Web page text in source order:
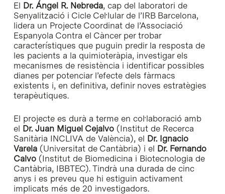
El Dr. Ángel R. Nebreda, cap del laboratori de
Senyalització i Cicle Cel·lular de l’IRB Barcelona,
lidera un Projecte Coordinat de l’Associació
Espanyola Contra el Càncer per trobar
característiques que puguin predir la resposta de
les pacients a la quimioteràpia, investigar els
mecanismes de resistència i identificar possibles
dianes per potenciar l’efecte dels fàrmacs
existents i, en definitiva, definir noves estratègies
terapèutiques.
El projecte es durà a terme en col·laboració amb
el Dr. Juan Miguel Cejalvo(Institut de Recerca
Sanitària INCLIVA de València), el Dr. Ignacio
Varela(Universitat de Cantàbria) i el Dr. Fernando
Calvo(Institut de Biomedicina i Biotecnologia de
Cantàbria, IBBTEC). Tindrà una durada de cinc
anys i es preveu que hi estiguin activament
implicats més de 20 investigadors.